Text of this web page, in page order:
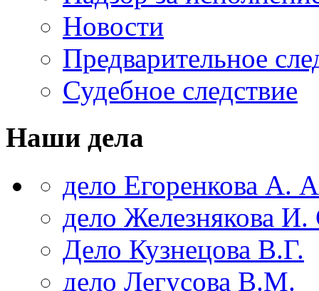
Новости
Предварительное
Судебное следствие
Наши дела
дело Егоренкова А.
дело Железнякова И.
Дело Кузнецова В.Г.
дело Легусова В.М.